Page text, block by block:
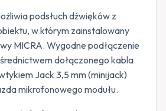
podsłuch dźwięków z
w którym zainstalowany
MICRA. Wygodne podłączenie
dołączonego kabla
Jack 3,5 mm (minijack)
mikrofonowego modułu.